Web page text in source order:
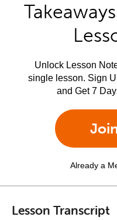
Unlock Lesson
single lesson. Sign
and Get 7
Already a
Lesson Transcript